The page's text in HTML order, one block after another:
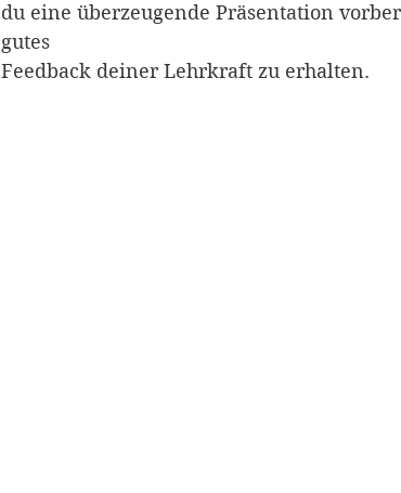
du eine überzeugende Präsentation
gutes
Feedback deiner Lehrkraft zu erhalten.